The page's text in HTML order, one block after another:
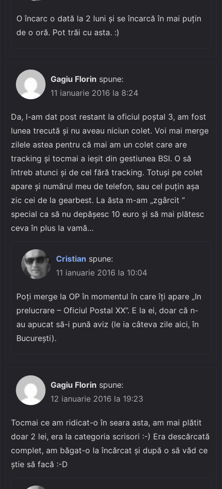
O încarc o dată la 2 luni și se încarcă în mai puțin
de o oră. Pot trăi cu asta. :)
Gagiu Florin spune:
11 ianuarie 2016 la 8:24
Da, l-am dat post restant la oficiul poștal 3, am fost
lunea trecută și nu aveau niciun colet. Voi mai merge
zilele astea pentru că mai am un colet care are
tracking și tocmai a ieșit din gestiunea BSI. O să
întreb atunci și de cel fără tracking. Totuși pe colet
apare și numărul meu de telefon, sau cel puțin așa
zic cei de la gearbest. La ăsta m-am „zgârcit ”
special ca să nu depășesc 10 euro și să mai plătesc
ceva în plus la vamă…
Cristian spune:
11 ianuarie 2016 la 10:04
Poți merge la OP în momentul în care îți apare „In
prelucrare – Oficiul Postal XX”. E la ei, doar că n-
au apucat să-i pună aviz (le ia câteva zile aici, în
București).
Gagiu Florin spune:
12 ianuarie 2016 la 19:23
Tocmai ce am ridicat-o în seara asta, am mai plătit
doar 2 lei, era la categoria scrisori :-) Era descărcată
complet, am băgat-o la încărcat și după o să văd ce
știe să facă :-D